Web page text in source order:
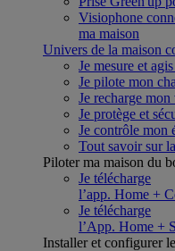
Visiophone
ma maison
Univers de la maison
Je mesure et
Je pilote mon
Je recharge
Je protège et
Je contrôle mon
Tout savoir sur
Piloter ma maison du
Je télécharge
l’app. Home +
Je télécharge
l’App. Home +
Installer et configurer